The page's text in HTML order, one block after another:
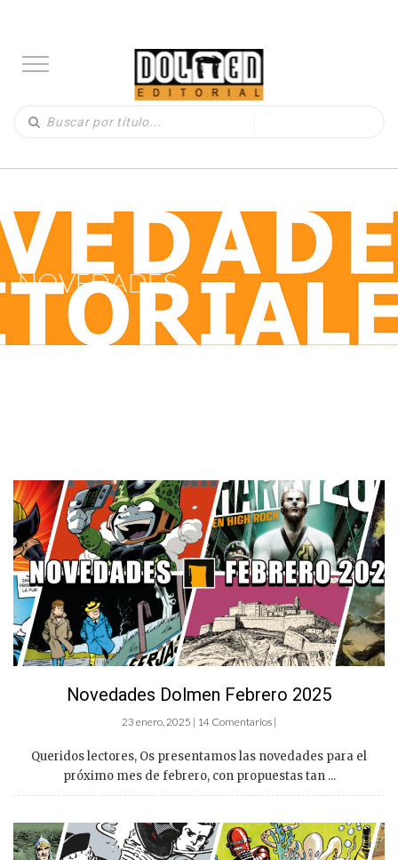
NOVEDADES
Novedades Dolmen Febrero 2025
23 enero, 2025 | 14 Comentarios |
Queridos lectores, Os presentamos las novedades para el
próximo mes de febrero, con propuestas tan ...